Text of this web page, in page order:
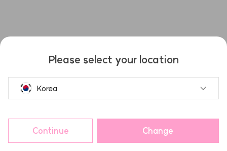
Please select your location
Korea
Continue Change